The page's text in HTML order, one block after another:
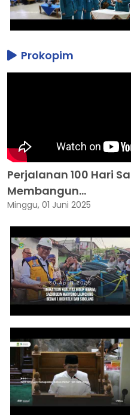
Prokopim
Perjalanan 100 Hari
Membangun...
Minggu, 01 Juni 2025